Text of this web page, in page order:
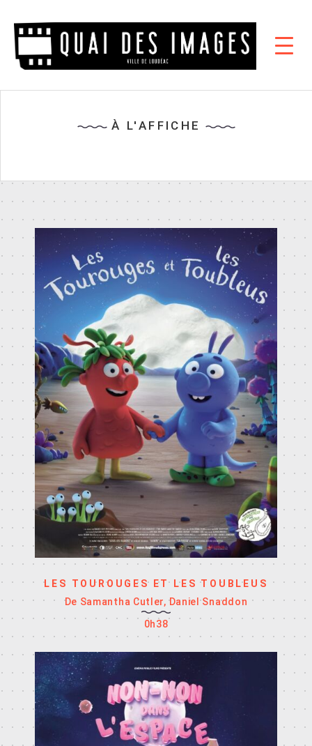
À L'AFFICHE
LES TOUROUGES ET LES TOUBLEUS
De Samantha Cutler, Daniel Snaddon
0h38